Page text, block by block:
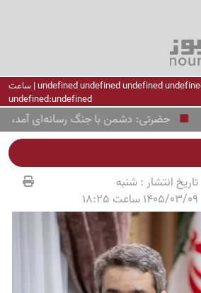
undefined undefined undefined undefined | ساعت
undefined:undefined
حضرتی: دشمن با جنگ رسانه‌ای آمد، اما
تاریخ انتشار :شنبه
1405/03/09 ساعت 18:25